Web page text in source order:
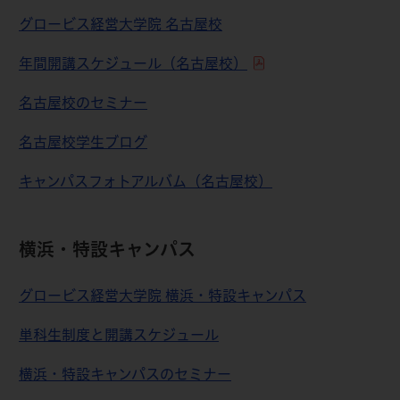
グロービス経営大学院 名古屋校
年間開講スケジュール（名古屋校）
名古屋校のセミナー
名古屋校学生ブログ
キャンパスフォトアルバム（名古屋校）
横浜・特設キャンパス
グロービス経営大学院 横浜・特設キャンパス
単科生制度と開講スケジュール
横浜・特設キャンパスのセミナー